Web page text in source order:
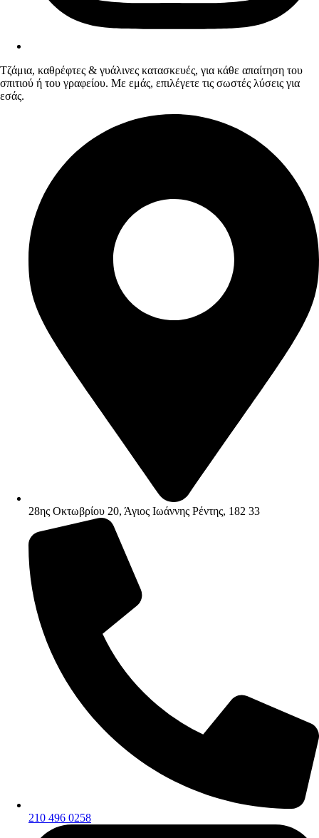
Τζάμια, καθρέφτες & γυάλινες κατασκευές, για κάθε απαίτηση του
σπιτιού ή του γραφείου. Με εμάς, επιλέγετε τις σωστές λύσεις για
εσάς.
28ης Οκτωβρίου 20, Άγιος Ιωάννης Ρέντης, 182 33
210 496 0258